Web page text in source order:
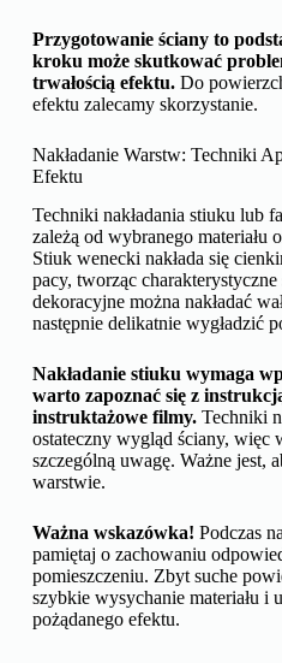
Przygotowanie ściany to
kroku może skutkować
trwałością efektu.Do
efektu zalecamy skorzystanie.
Nakładanie Warstw: Techniki
Efektu
Techniki nakładania stiuku lub
zależą od wybranego materiału
Stiuk wenecki nakłada się
pacy, tworząc
dekoracyjne można nakładać
następnie delikatnie wygładzić
Nakładanie stiuku wymaga
warto zapoznać się z
instruktażowe filmy.Techniki
ostateczny wygląd ściany, więc
szczególną uwagę. Ważne jest,
warstwie.
Ważna wskazówka! Podczas
pamiętaj o zachowaniu
pomieszczeniu. Zbyt suche
szybkie wysychanie materiału i
pożądanego efektu.